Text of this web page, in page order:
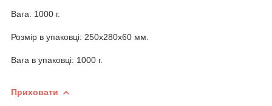
Вага: 1000 г.
Розмір в упаковці: 250x280x60 мм.
Вага в упаковці: 1000 г.
Приховати